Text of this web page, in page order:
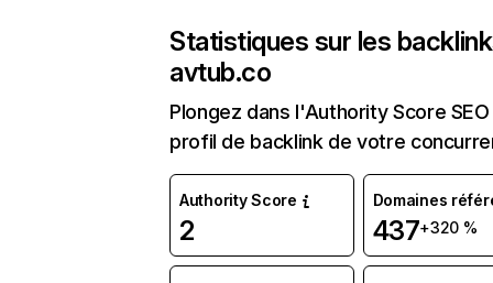
Statistiques sur les
avtub.co
Plongez dans l'Authority Score
profil de backlink de votre
Authority Score
2
Domaines
437+320 %